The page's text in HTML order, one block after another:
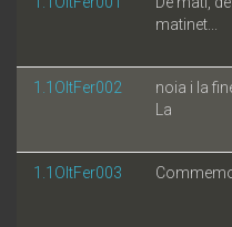
matinet...
1.1OltFer002
noia i la
La
1.1OltFer003